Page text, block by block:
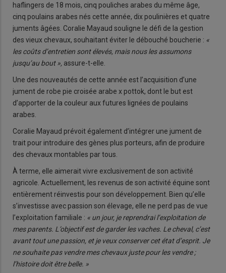
haflingers de 18 mois, cinq pouliches arabes du même âge,
cinq poulains arabes nés cette année, dix pou­linières et quatre
juments âgées. Coralie Mayaud souligne le défi de la gestion
des vieux chevaux, sou­haitant éviter le débouché bou­cherie : «
les coûts d’entretien sont élevés, mais nous les assumons
jusqu’au bout », assure-t-elle.
Une des nouveautés de cette année est l’acquisition d’une
jument de robe pie croisée arabe x pottok, dont le but est
d’apporter de la couleur aux fu­tures lignées de poulains
arabes.
Coralie Mayaud prévoit égale­ment d’intégrer une jument de
trait pour introduire des gènes plus porteurs, afin de produire
des chevaux montables par tous.
À terme, elle aimerait vivre exclu­sivement de son activité
agricole. Actuellement, les revenus de son activité équine sont
entièrement réinvestis pour son développe­ment. Bien qu’elle
s’investisse avec passion son élevage, elle ne perd pas de vue
l’exploitation familiale : « un jour, je reprendrai l’exploita­tion de
mes parents. L’objectif est de garder les vaches. Le cheval, c’est
avant tout une passion, et je veux conserver cet état d’esprit. Je
ne souhaite pas vendre mes chevaux juste pour les vendre ;
l’histoire doit être belle. »